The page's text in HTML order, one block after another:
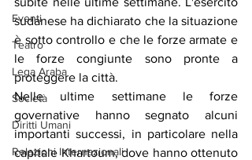
Eventi
Teatro
Lega Araba
Società
Diritti Umani
Relazioni Internazionali
sudanese ha dichiarato che la situazione
è sotto controllo e che le forze armate e
le forze congiunte sono pronte a
proteggere la città.
Nelle ultime settimane le forze
governative hanno segnato alcuni
importanti successi, in particolare nella
capitale Khartoum, dove hanno ottenuto